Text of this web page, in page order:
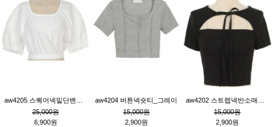
25,000원
6,900원
aw4204 버튼넥숏티_그레이
15,000원
2,900원
15,000원
2,900원